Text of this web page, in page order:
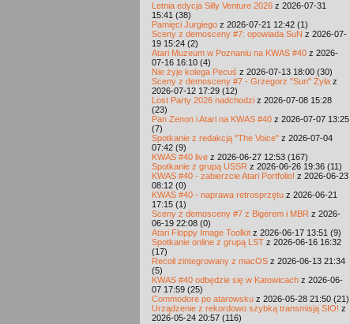
Letnia edycja Silly Venture 2026 z 2026-07-31
15:41 (38)
Pamięci Jurgiego z 2026-07-21 12:42 (1)
Sceny z demosceny #7: opowiada SuN z 2026-07-
19 15:24 (2)
Atari Muzeum w Poznaniu na KWAS #40 z 2026-
07-16 16:10 (4)
Nie żyje kolega Pecuś z 2026-07-13 18:00 (30)
Sceny z demosceny #7 - Grzegorz "Sun" Żyła z
2026-07-12 17:29 (12)
Lost Party 2026 nadchodzi z 2026-07-08 15:28
(23)
Pan Zenon i Atari na KWAS #40 z 2026-07-07 13:25
(7)
Spotkanie z redakcją "The Voice" z 2026-07-04
07:42 (9)
KWAS #40 live z 2026-06-27 12:53 (167)
Spotkanie z grupą USSR z 2026-06-26 19:36 (11)
KWAS #40 - zabierzcie Atari Portfolio! z 2026-06-23
08:12 (0)
KWAS #40 - naprawa retrosprzętu z 2026-06-21
17:15 (1)
Sceny z demosceny #7 z Bigerem i MBR z 2026-
06-19 22:08 (0)
Atari Floppy Image Toolkit z 2026-06-17 13:51 (9)
Spotkanie online z grupą LST z 2026-06-16 16:32
(17)
Recoil zintegrowany z macOS z 2026-06-13 21:34
(5)
KWAS #40 odbędzie się w Katowicach z 2026-06-
07 17:59 (25)
Commodore po atarowsku z 2026-05-28 21:50 (21)
Urządzenie z rekordowo szybką transmisją SIO! z
2026-05-24 20:57 (116)